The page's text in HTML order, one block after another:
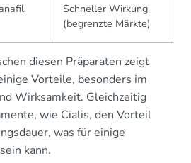
Schneller Wirkung
(begrenzte Märkte)
diesen Präparaten zeigt
Vorteile, besonders im
Wirksamkeit. Gleichzeitig
wie Cialis, den Vorteil
was für einige
kann.